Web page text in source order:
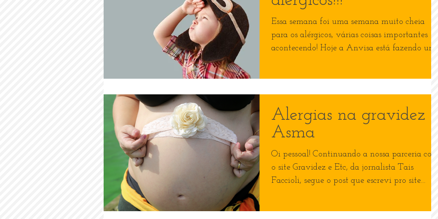
Essa semana foi uma semana muito cheia
para os alérgicos, várias coisas importantes
acontecendo! Hoje a Anvisa está fazendo
Alergias na gravidez -
Asma
Oi pessoal! Continuando a nossa parceria
o site Gravidez e Etc, da jornalista Tais
Faccioli, segue o post que escrevi pro site